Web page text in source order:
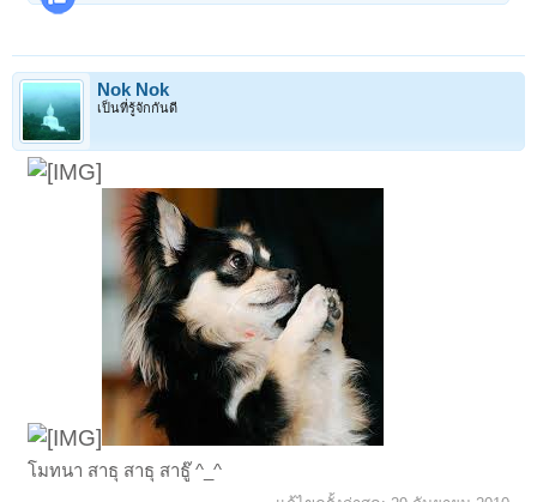
Nok Nok
เป็นที่รู้จักกันดี
โมทนา สาธุ สาธุ สาธู๊ ^_^